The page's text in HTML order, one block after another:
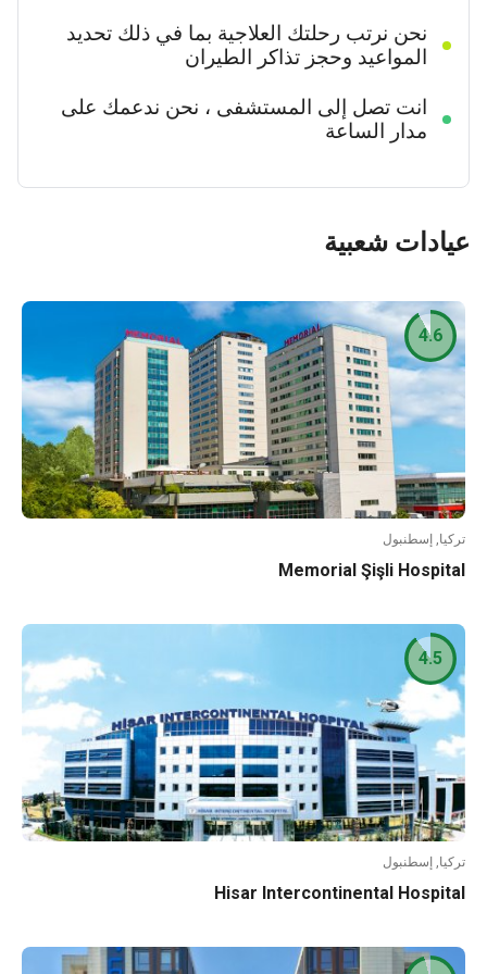
نحن نرتب رحلتك العلاجية بما في ذلك تحديد
المواعيد وحجز تذاكر الطيران
انت تصل إلى المستشفى ، نحن ندعمك على
مدار الساعة
شعبية
إسطنبول
Memorial Şişli
4.6
إسطنبول
Hisar Intercontinental